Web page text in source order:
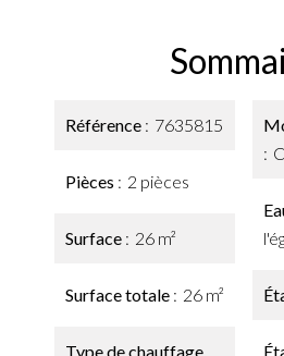
Référence 7635815
Pièces 2 pièces
Surface 26 m²
Surface totale 26 m²
Type de chauffage